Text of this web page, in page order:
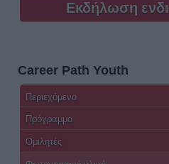
Εκδήλωση
Career Path Youth
Περιεχόμενο
Πρόγραμμα
Ομιλητές